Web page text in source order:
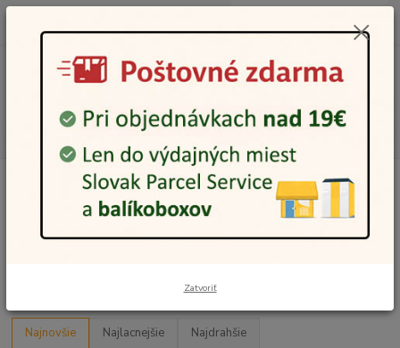
Menu
Hľadať
12:00-14:00
za0,00 €
Drogéria a kozmetika Kozmetika a zdravie
Pleťová kozmetika
Opaľovacie krémy a oleje
Opaľovacie krémy a oleje
Najnovšie Najlacnejšie Najdrahšie
Zatvoriť